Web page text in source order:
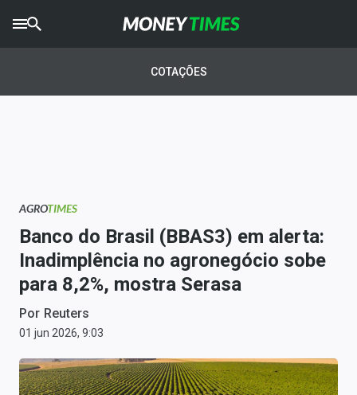
AGROTIMES
Newsletters
Money Trader
Anuncie
Últimas Notícias
Newsletters
COTAÇÕES
AGROTIMES
Banco do Brasil (BBAS3) em alerta:
Inadimplência no agronegócio sobe
para 8,2%, mostra Serasa
Por Reuters
01 jun 2026, 9:03